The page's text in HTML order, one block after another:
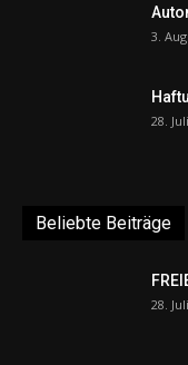
3.
28.
Beliebte Beiträge
28.